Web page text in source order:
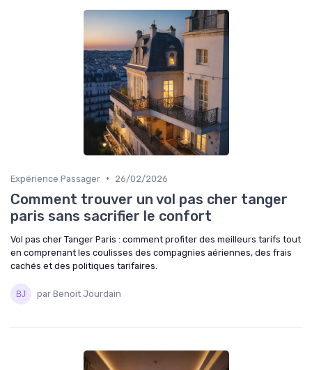
Expérience Passager • 26/02/2026
Comment trouver un vol pas cher tanger
paris sans sacrifier le confort
Vol pas cher Tanger Paris : comment profiter des meilleurs tarifs tout
en comprenant les coulisses des compagnies aériennes, des frais
cachés et des politiques tarifaires.
par Benoit Jourdain